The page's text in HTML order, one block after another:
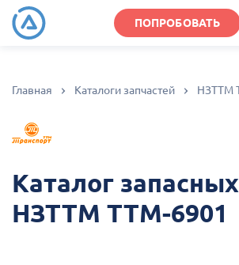
ПОПРОБОВАТЬ
Главная Каталоги запчастей НЗТТМ
Каталог
НЗТТМ ТТМ-6901